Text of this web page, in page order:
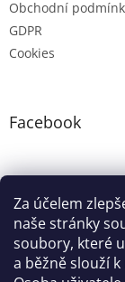
Za účelem
naše stránky
soubory, které
a běžně slouží
Obchodní
GDPR
Cookies
Facebook
Google